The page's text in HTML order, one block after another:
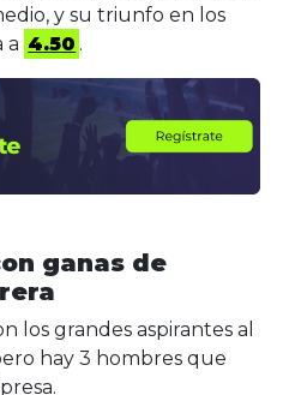
y su triunfo en los
a 4.50 .
ganas de
los grandes aspirantes al
hay 3 hombres que